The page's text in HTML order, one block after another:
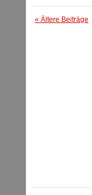
« Ältere Beiträge